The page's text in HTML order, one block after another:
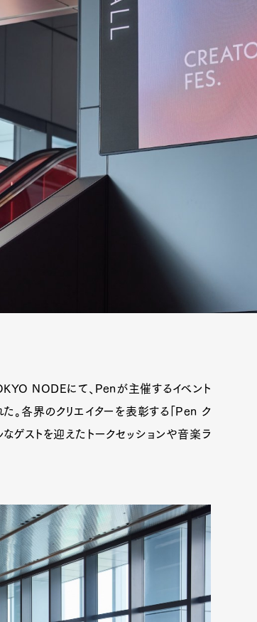
NODEにて、Penが主催するイベント
各界のクリエイターを表彰する「Pen ク
ゲストを迎えたトークセッションや音楽ラ